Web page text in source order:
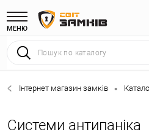
МЕНЮ
Інтернет магазин замків •
Системи антипаніка